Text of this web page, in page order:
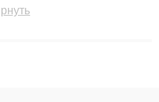
Наши мастера решают